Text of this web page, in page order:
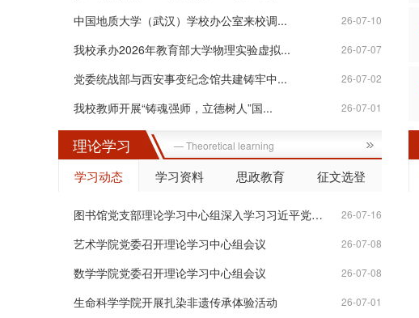
26-07-10
中国地质大学（武汉）学校办公室来校调...
26-07-07
我校承办2026年教育部大学物理实验虚拟...
26-07-02
党委统战部与西安事变纪念馆共建铸牢中...
26-07-01
我校教师开展“铸魂强师，立德树人”国...
理论学习 — Theoretical learning
学习动态 学习资料 思政教育 征文选登
26-07-16
图书馆党支部理论学习中心组深入学习习近平党建思...
26-07-08
艺术学院党委召开理论学习中心组会议
26-07-08
数学学院党委召开理论学习中心组会议
26-07-01
生命科学学院开展扎染非遗传承体验活动